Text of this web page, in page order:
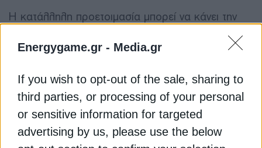
Energygame.gr - Media.gr
If you wish to opt-out of the sale, sharing to
third parties, or processing of your personal
or sensitive information for targeted
advertising by us, please use the below
Η κατάλληλη προετοιμασία μπορεί να κάνει την
να φροντίζετε να έχουν φορτιστεί εγκαίρως κινητά,
παραμείνετε σε επικοινωνία. Συνιστάται επίσης να
αποσυνδέετε ευαίσθητες συσκευές -όπως
ηλεκτρονικούς υπολογιστές, modem–routers και
ορισμένες οικιακές συσκευές- για να
αποφευχθούν τυχόν ζημιές όταν επανέλθει το